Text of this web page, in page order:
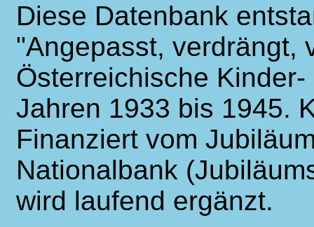
Diese Datenbank
"Angepasst, verdrängt,
Österreichische
Jahren 1933 bis 1945.
Finanziert vom
Nationalbank
wird laufend ergänzt.